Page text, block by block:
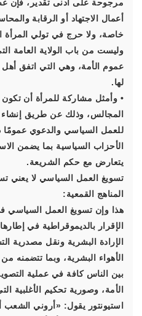
مرجوحة على أدنى تقدير، فإن
أعمال الاجتهاد أو الرقابة
خاصة، ولا حرج في تولي
وليست من باب الولاية العامة
عموم الأمة، وهي التي اتفق أهل
لها.
• وأمثل مشاركة للمرأة أن
المجالس، وذلك عن طريق
للعمل السياسي والدعوي عمومًا
الأحزاب السياسية بما يضمن
يتعارض مع حكم الشريعة.
تسويغ العمل السياسي لا يعني
المناهج القمعية:
هذا وإن تسويغ العمل السياسي
الإقرار بالديموقراطية في
الإرادة البشرية ونقل مصدرية
الأهواء البشرية، وبما تتضمنه من
بين الناس كافة في عملية
الأمة، وصورية تحكيم الأغلبية
استيونتور يقول: «أروني